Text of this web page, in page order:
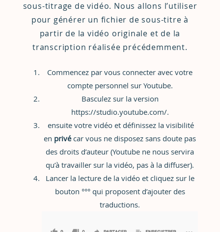
sous-titrage de vidéo. Nous allons l’utiliser
pour générer un fichier de sous-titre à
partir de la vidéo originale et de la
transcription réalisée précédemment.
Commencez par vous connecter avec votre
compte personnel sur Youtube.
Basculez sur la version
https://studio.youtube.com/.
ensuite votre vidéo et définissez la visibilité
en privécar vous ne disposez sans doute pas
des droits d’auteur (Youtube ne nous servira
qu’à travailler sur la vidéo, pas à la diffuser).
Lancer la lecture de la vidéo et cliquez sur le
bouton °°° qui proposent d’ajouter des
traductions.